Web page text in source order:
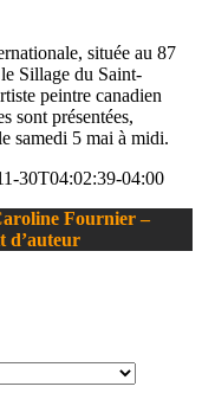
située au 87
Sillage du Saint-
peintre canadien
sont présentées,
samedi 5 mai à midi.
30T04:02:39-04:00
Fournier –
d’auteur